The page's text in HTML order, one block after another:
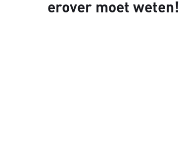
erover moet weten!